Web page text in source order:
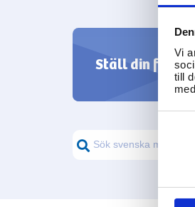
Vi
till
tillförlitlighet och
Ställ din fråga